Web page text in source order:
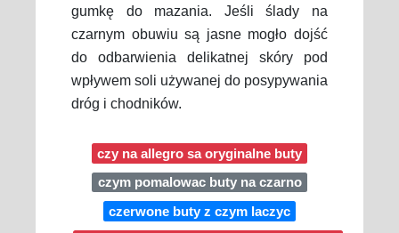
gumkę do mazania. Jeśli ślady na
czarnym obuwiu są jasne mogło dojść
do odbarwienia delikatnej skóry pod
wpływem soli używanej do posypywania
dróg i chodników.
czy na allegro sa oryginalne buty
czym pomalowac buty na czarno
czerwone buty z czym laczyc